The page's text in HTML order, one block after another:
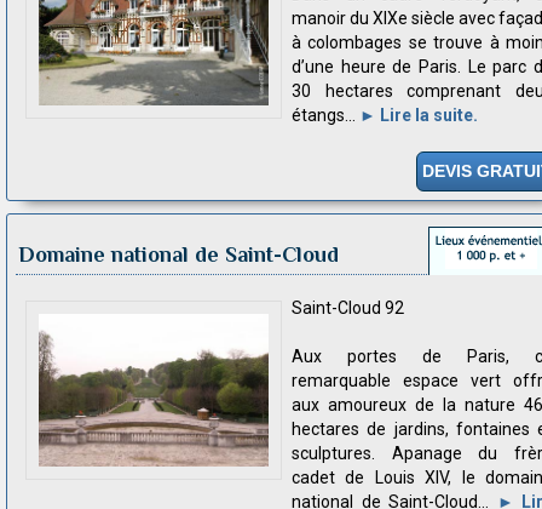
manoir du XIXe siècle avec
à colombages se trouve à
d’une heure de Paris. Le parc
30 hectares comprenant
étangs...
► Lire la suite.
DEVIS
Domaine national de Saint-Cloud
Saint-Cloud 92
Aux portes de Paris,
remarquable espace vert
aux amoureux de la nature
hectares de jardins, fontaines
sculptures. Apanage du
cadet de Louis XIV, le
national de Saint-Cloud...
►